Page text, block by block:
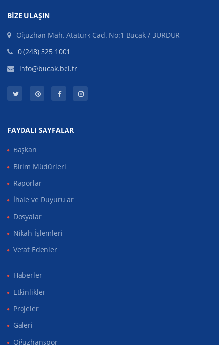
BIZE ULAŞIN
Oğuzhan Mah. Atatürk Cad. No:1 Bucak / BURDUR
0 (248) 325 1001
info@bucak.bel.tr
FAYDALI SAYFALAR
Başkan
Birim Müdürleri
Raporlar
İhale ve Duyurular
Dosyalar
Nikah İşlemleri
Vefat Edenler
Haberler
Etkinlikler
Projeler
Galeri
Oğuzhanspor